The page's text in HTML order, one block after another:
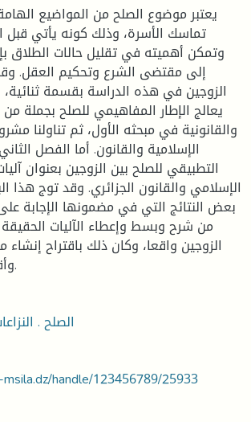
يعتبر موضوع الصلح من المواضيع
تماسك الأسرة، وذلك كونه يأتي قبل
وتمكن أهميته في تقليل حالات الطلاق
إلى مقتضى الشرع وتحكيم العقل. وقد
الزوجين في هذه الدراسة بقسمة
يعالج الإطار المفاهيمي للصلح بجملة
والقانونية في مبحثه الأول، ثم تناولنا
الإسلامية والقانون. أما الفصل
التطبيقي للصلح بين الزوجين بعنوان
الإسلامي والقانون الجزائري. وقد توج هذا
بعض النتائج التي في مضمونها الإجابة
من شرح وبسط وإعطاء الآليات
الزوجين واقعا، وكان ذلك باقتراح
وأقسام في المحاكم.
الصلح .
handle/123456789/25933